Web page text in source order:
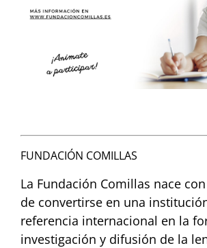
FUNDACIÓN COMILLAS
La Fundación Comillas nace
de convertirse en una
referencia internacional en la
investigación y difusión de la